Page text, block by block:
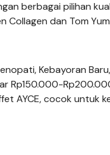
berbagai pilihan
Collagen dan Tom
Kebayoran
Rp150.000-
AYCE, cocok untuk